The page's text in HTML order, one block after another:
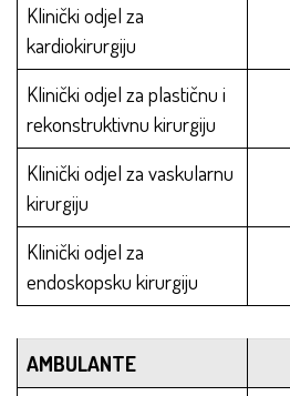
Klinički odjel za
kardiokirurgiju
Klinički odjel za plastičnu i
rekonstruktivnu kirurgiju
Klinički odjel za vaskularnu
kirurgiju
Klinički odjel za
endoskopsku kirurgiju
AMBULANTE